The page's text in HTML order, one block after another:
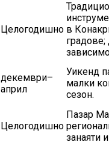
Целогодишно в
градове;
декември–
април
Уикенд
малки
сезон.
Целогодишно
Пазар
занаяти